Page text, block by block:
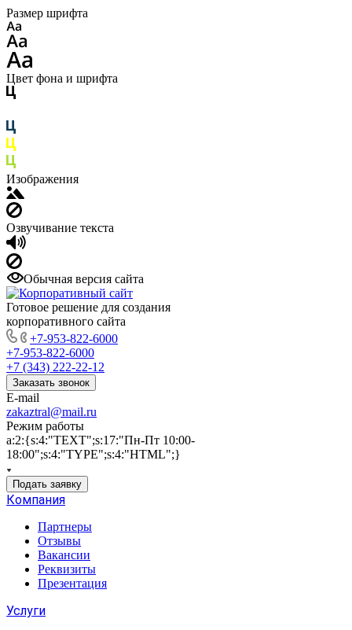
Размер шрифта
Цвет фона и шрифта
Изображения
Озвучивание текста
Обычная версия сайта
Готовое решение для создания
корпоративного сайта
+7-953-822-6000
+7-953-822-6000
+7 (343) 222-22-12
Заказать звонок
E-mail
zakaztral@mail.ru
Режим работы
a:2:{s:4:"TEXT";s:17:"Пн-Пт 10:00-
18:00";s:4:"TYPE";s:4:"HTML";}
Подать заявку
Компания
Партнеры
Отзывы
Вакансии
Реквизиты
Презентация
Услуги